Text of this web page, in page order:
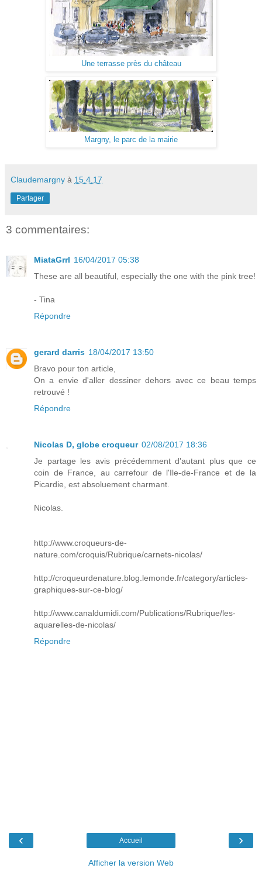
Une terrasse près du château
Margny, le parc de la mairie
Claudemargny à 15.4.17
Partager
3 commentaires:
MiataGrrl 16/04/2017 05:38
These are all beautiful, especially the one with the pink tree!
- Tina
Répondre
gerard darris 18/04/2017 13:50
Bravo pour ton article,
On a envie d'aller dessiner dehors avec ce beau temps
retrouvé !
Répondre
Nicolas D, globe croqueur 02/08/2017 18:36
Je partage les avis précédemment d'autant plus que ce
coin de France, au carrefour de l'Ile-de-France et de la
Picardie, est absoluement charmant.
Nicolas.
http://www.croqueurs-de-
nature.com/croquis/Rubrique/carnets-nicolas/
http://croqueurdenature.blog.lemonde.fr/category/articles-
graphiques-sur-ce-blog/
http://www.canaldumidi.com/Publications/Rubrique/les-
aquarelles-de-nicolas/
Répondre
‹ ›
Accueil
Afficher la version Web